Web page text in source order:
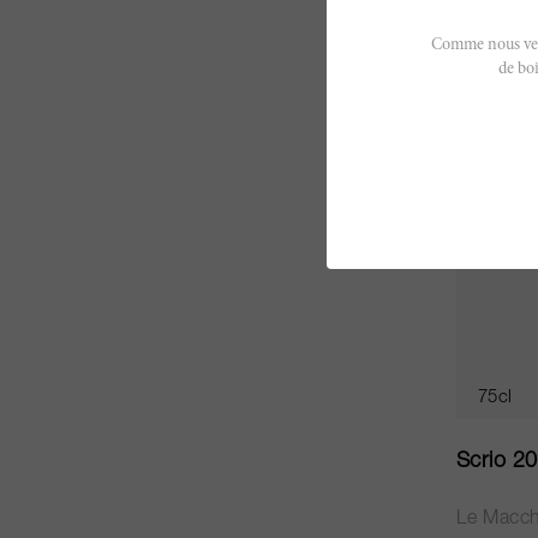
75cl
Scrio
Le
Comme nous
de